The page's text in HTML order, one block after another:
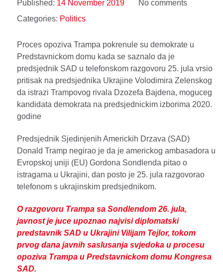
Published: 14 November 2019
No comments
Categories: Politics
Proces opoziva Trampa pokrenule su demokrate u
Predstavnickom domu kada se saznalo da je
predsjednik SAD u telefonskom razgovoru 25. jula vrsio
pritisak na predsjednika Ukrajine Volodimira Zelenskog
da istrazi Trampovog rivala Dzozefa Bajdena, moguceg
kandidata demokrata na predsjednickim izborima 2020.
godine
Predsjednik Sjedinjenih Americkih Drzava (SAD)
Donald Tramp negirao je da je americkog ambasadora u
Evropskoj uniji (EU) Gordona Sondlenda pitao o
istragama u Ukrajini, dan posto je 25. jula razgovorao
telefonom s ukrajinskim predsjednikom.
O razgovoru Trampa sa Sondlendom 26. jula,
javnost je juce upoznao najvisi diplomatski
predstavnik SAD u Ukrajini Vilijam Tejlor, tokom
prvog dana javnih saslusanja svjedoka u procesu
opoziva Trampa u Predstavnickom domu Kongresa
SAD.